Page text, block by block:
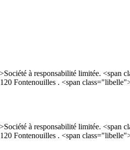
à responsabilité limitée. <span
Fontenouilles . <span
à responsabilité limitée. <span
Fontenouilles . <span